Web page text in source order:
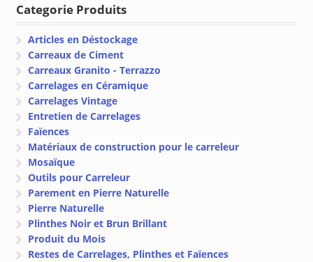
Categorie Produits
Articles en Déstockage
Carreaux de Ciment
Carreaux Granito - Terrazzo
Carrelages en Céramique
Carrelages Vintage
Entretien de Carrelages
Faïences
Matériaux de construction pour le carreleur
Mosaïque
Outils pour Carreleur
Parement en Pierre Naturelle
Pierre Naturelle
Plinthes Noir et Brun Brillant
Produit du Mois
Restes de Carrelages, Plinthes et Faïences